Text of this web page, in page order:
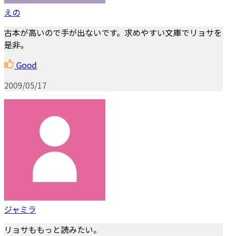
えの
古本が高いので手が出ないです。求めやすい文庫でリョサを
是非。
Good
2009/05/17
ジャミラ
リョサももっと読みたい。